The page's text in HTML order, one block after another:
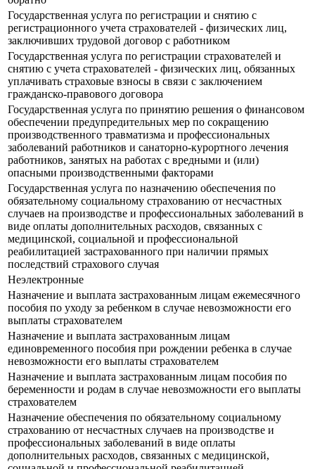
Государственная услуга по регистрации и снятию с
регистрационного учета страхователей - физических лиц,
заключивших трудовой договор с работником
Государственная услуга по регистрации страхователей и
снятию с учета страхователей - физических лиц, обязанных
уплачивать страховые взносы в связи с заключением
гражданско-правового договора
Государственная услуга по принятию решения о финансовом
обеспечении предупредительных мер по сокращению
производственного травматизма и профессиональных
заболеваний работников и санаторно-курортного лечения
работников, занятых на работах с вредными и (или)
опасными производственными факторами
Государственная услуга по назначению обеспечения по
обязательному социальному страхованию от несчастных
случаев на производстве и профессиональных заболеваний в
виде оплаты дополнительных расходов, связанных с
медицинской, социальной и профессиональной
реабилитацией застрахованного при наличии прямых
последствий страхового случая
Неэлектронные
Назначение и выплата застрахованным лицам ежемесячного
пособия по уходу за ребенком в случае невозможности его
выплаты страхователем
Назначение и выплата застрахованным лицам
единовременного пособия при рождении ребенка в случае
невозможности его выплаты страхователем
Назначение и выплата застрахованным лицам пособия по
беременности и родам в случае невозможности его выплаты
страхователем
Назначение обеспечения по обязательному социальному
страхованию от несчастных случаев на производстве и
профессиональных заболеваний в виде оплаты
дополнительных расходов, связанных с медицинской,